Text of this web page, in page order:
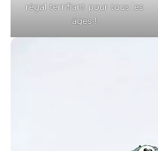
régal terrifiant pour tous les
âges !